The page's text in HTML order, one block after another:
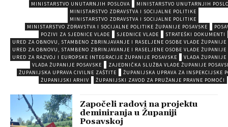
MINISTARSTVO UNUTARNJIH POSLOVA
MINISTARSTVO UNUTARNJIH
MINISTARSTVO ZDRAVSTVA I SOCIJALNE POLITIKE
MINISTARSTVO ZDRAVSTVA I SOCIJALNE POLITIKE
MINISTARSTVO ZDRAVSTVA I SOCIJALNE POLITIKE ŽUPANIJE POSAVSKE
POZIVI ZA SJEDNICE VLADE
SJEDNICE VLADE
STRATEŠKI DOKUMENTI
URED ZA OBNOVU, STAMBENO ZBRINJAVANJE I RASELJENE OSOBE VLADE ŽUPANIJE
URED ZA OBNOVU, STAMBENO ZBRINJAVANJE I RASELJENE OSOBE VLADE ŽUPANIJE
URED ZA RAZVOJ I EUROPSKE INTEGRACIJE ŽUPANIJE POSAVSKE
VLADA ŽUPANIJE
VLADA ŽUPANIJE POSAVSKE
ZAJEDNIČKA SLUŽBA VLADE ŽUPANIJE
ŽUPANIJSKA UPRAVA CIVILNE ZAŠTITE
ŽUPANIJSKA UPRAVA ZA INSPEKCIJSKE
ŽUPANIJSKI ARHIV
ŽUPANIJSKI ZAVOD ZA PRUŽANJE PRAVNE POMOĆI
Započeli radovi na projektu
deminiranja u Županiji
Posavskoj